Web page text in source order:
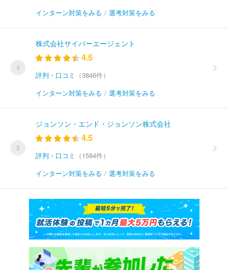
インターン対策をみる / 選考対策をみる
4
株式会社サイバーエージェント
4.5
評判・口コミ
（3846件）
インターン対策をみる / 選考対策をみる
5
ジョンソン・エンド・ジョンソン株式会社
4.5
評判・口コミ
（1584件）
インターン対策をみる / 選考対策をみる